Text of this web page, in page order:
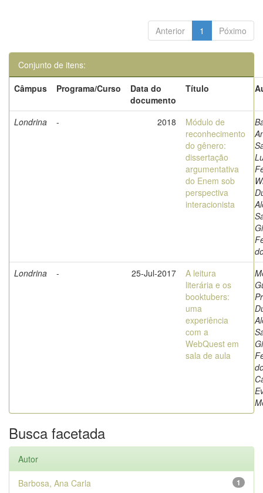
Anterior 1 Póximo
Conjunto de itens:
Câmpus
Programa/Curso
Data do
documento
Título
Londrina - 2018
Módulo de
reconhecimento
do gênero:
dissertação
argumentativa
do Enem sob
perspectiva
interacionista
Londrina
- 25-Jul-2017
A leitura
literária e os
booktubers:
uma
experiência
com a
WebQuest em
sala de aula
Busca facetada
Autor
1
Barbosa, Ana Carla